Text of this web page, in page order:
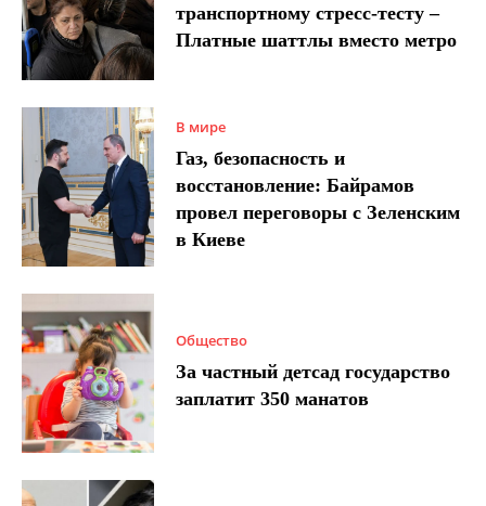
транспортному стресс-тесту –
Платные шаттлы вместо метро
В мире
Газ, безопасность и
восстановление: Байрамов
провел переговоры с Зеленским
в Киеве
Общество
За частный детсад государство
заплатит 350 манатов